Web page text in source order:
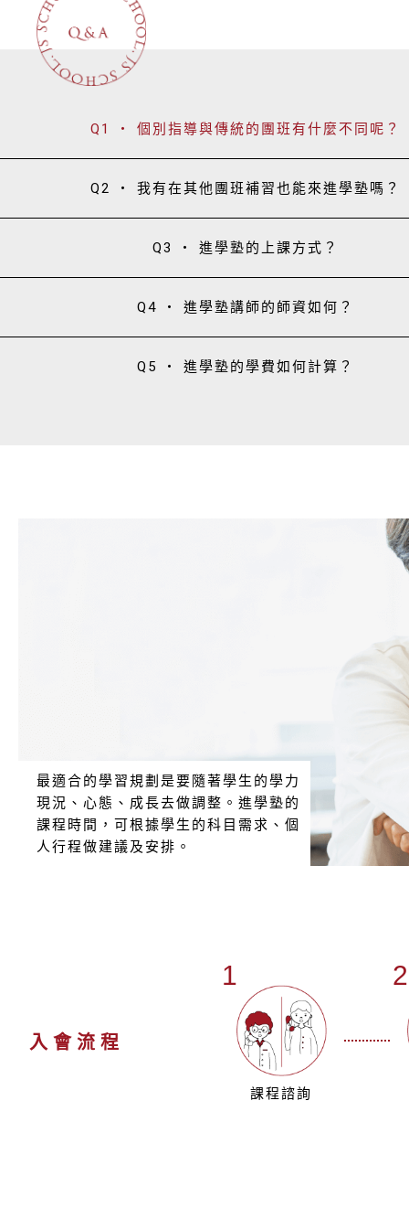
Q1 ・ 個別指導與傳統的團班有什麼不同呢？
Q2 ・ 我有在其他團班補習也能來進學塾嗎？
Q3 ・ 進學塾的上課方式？
Q4 ・ 進學塾講師的師資如何？
Q5 ・ 進學塾的學費如何計算？
最適合的學習規劃是要隨著學生的學力
現況、心態、成長去做調整。進學塾的
課程時間，可根據學生的科目需求、個
人行程做建議及安排。
入會流程
1
課程諮詢